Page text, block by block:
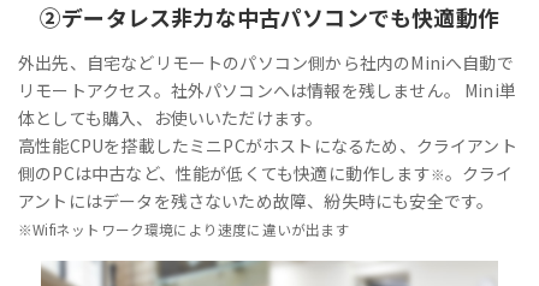
②データレス非力な中古パソコンでも快適動作
外出先、自宅などリモートのパソコン側から社内のMiniへ自動で
リモートアクセス。社外パソコンへは情報を残しません。 Mini単
体としても購入、お使いいただけます。
高性能CPUを搭載したミニPCがホストになるため、クライアント
側のPCは中古など、性能が低くても快適に動作します※。クライ
アントにはデータを残さないため故障、紛失時にも安全です。
※Wifiネットワーク環境により速度に違いが出ます